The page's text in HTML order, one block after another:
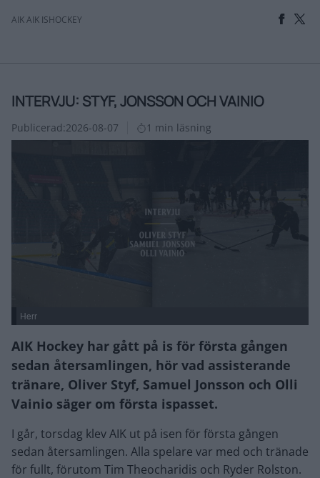
AIK AIK ISHOCKEY
INTERVJU: STYF, JONSSON OCH VAINIO
Publicerad:2026-08-07 1 min läsning
Herr
AIK Hockey har gått på is för första gången
sedan återsamlingen, hör vad assisterande
tränare, Oliver Styf, Samuel Jonsson och Olli
Vainio säger om första ispasset.
I går, torsdag klev AIK ut på isen för första gången
sedan återsamlingen. Alla spelare var med och tränade
för fullt, förutom Tim Theocharidis och Ryder Rolston.